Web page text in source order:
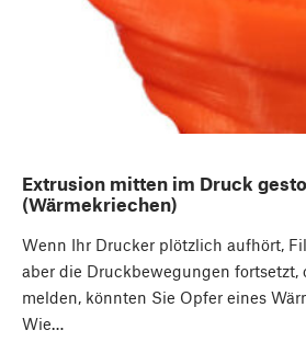
Extrusion mitten im Druck
(Wärmekriechen)
Wenn Ihr Drucker plötzlich aufhört,
aber die Druckbewegungen fortsetzt,
melden, könnten Sie Opfer eines
Wie…